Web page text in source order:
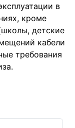
в
кроме
детские
кабели
требования